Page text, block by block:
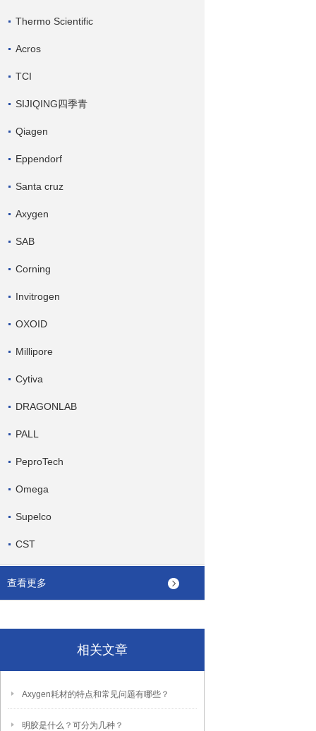
Thermo Scientific
Acros
TCI
SIJIQING四季青
Qiagen
Eppendorf
Santa cruz
Axygen
SAB
Corning
Invitrogen
OXOID
Millipore
Cytiva
DRAGONLAB
PALL
PeproTech
Omega
Supelco
CST
查看更多
相关文章
Axygen耗材的特点和常见问题有哪些？
明胶是什么？可分为几种？